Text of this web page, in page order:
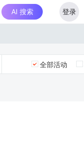
AI 搜索 登录
全部活动